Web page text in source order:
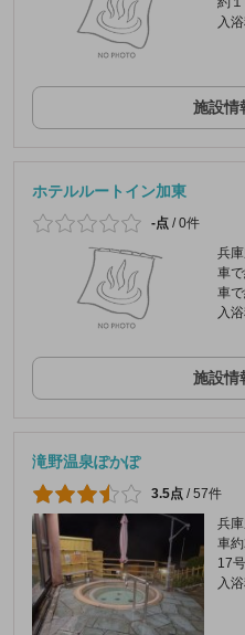
入
施設情
ホテルルートイン加東
-点 /0件
兵
車
車
入
施設情
滝野温泉ぽかぽ
3.5点 /57件
兵
車
17
入